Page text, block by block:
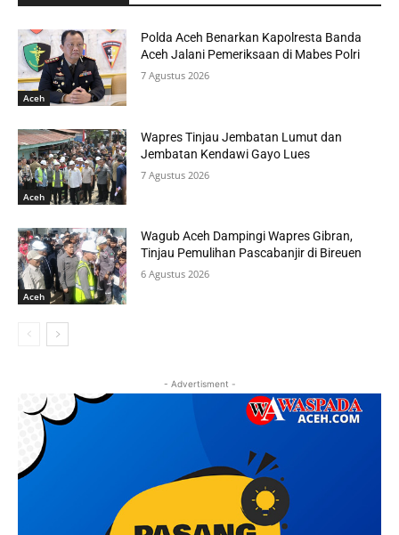
Aceh
Polda Aceh Benarkan Kapolresta Banda
Aceh Jalani Pemeriksaan di Mabes Polri
7 Agustus 2026
Aceh
Wapres Tinjau Jembatan Lumut dan
Jembatan Kendawi Gayo Lues
7 Agustus 2026
Aceh
Wagub Aceh Dampingi Wapres Gibran,
Tinjau Pemulihan Pascabanjir di Bireuen
6 Agustus 2026
- Advertisment -